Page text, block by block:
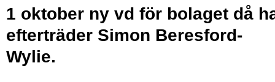
1 oktober ny vd för bolaget då
efterträder Simon Beresford-
Wylie.